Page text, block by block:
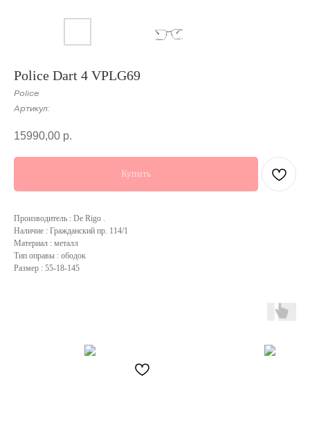
Police Dart 4 VPLG69
Police
Артикул:
15990,00 р.
Купить
Производитель : De Rigo .
Наличие : Гражданский пр. 114/1
Материал : металл
Тип оправы : ободок
Размер : 55-18-145